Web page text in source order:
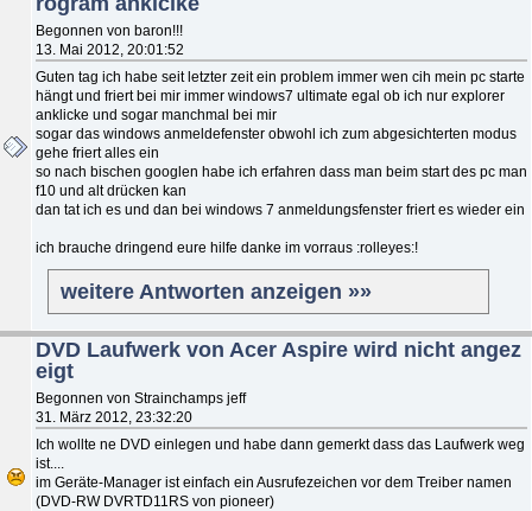
Begonnen von baron!!!
13. Mai 2012, 20:01:52
Guten tag ich habe seit letzter zeit ein problem immer wen cih mein pc starte
hängt und friert bei mir immer windows7 ultimate egal ob ich nur explorer
anklicke und sogar manchmal bei mir
sogar das windows anmeldefenster obwohl ich zum abgesichterten modus
gehe friert alles ein
so nach bischen googlen habe ich erfahren dass man beim start des pc man
f10 und alt drücken kan
dan tat ich es und dan bei windows 7 anmeldungsfenster friert es wieder ein
ich brauche dringend eure hilfe danke im vorraus :rolleyes:!
weitere Antworten anzeigen »»
DVD Laufwerk von Acer Aspire wird nicht angez
eigt
Begonnen von Strainchamps jeff
31. März 2012, 23:32:20
Ich wollte ne DVD einlegen und habe dann gemerkt dass das Laufwerk weg
ist....
im Geräte-Manager ist einfach ein Ausrufezeichen vor dem Treiber namen
(DVD-RW DVRTD11RS von pioneer)